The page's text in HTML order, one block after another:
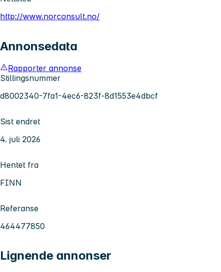
http://www.norconsult.no/
Annonsedata
Rapporter annonse
Stillingsnummer
d8002340-7fa1-4ec6-823f-8d1553e4dbcf
Sist endret
4. juli 2026
Hentet fra
FINN
Referanse
464477850
Lignende annonser